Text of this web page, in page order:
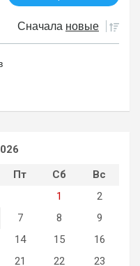
Сначала новые
Пт Сб
Вс
1
2
7 8
9
14 15
16
21 22
23